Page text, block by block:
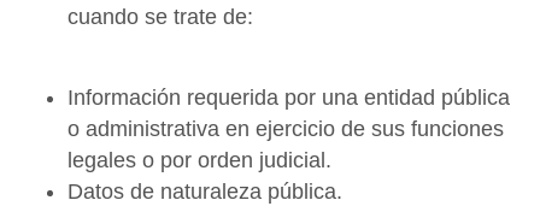
cuando se trate de:
Información requerida por una entidad pública
o administrativa en ejercicio de sus funciones
legales o por orden judicial.
Datos de naturaleza pública.